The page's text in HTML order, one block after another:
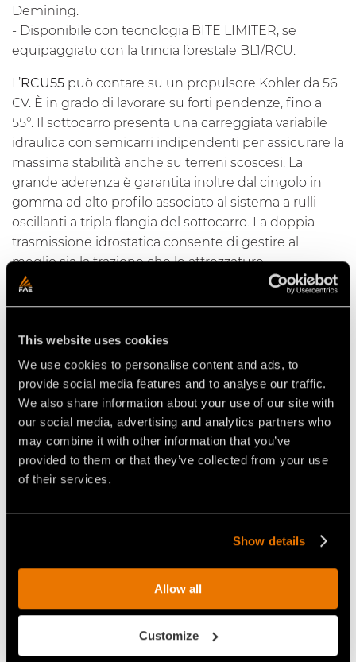
This website uses cookies
We use cookies to personalise content and ads, to
provide social media features and to analyse our traffic.
We also share information about your use of our site with
our social media, advertising and analytics partners who
may combine it with other information that you’ve
provided to them or that they’ve collected from your use
of their services.
Show details
Allow all
Customize
Demining.
- Disponibile con tecnologia BITE LIMITER, se
equipaggiato con la trincia forestale BL1/RCU.
L’RCU55 può contare su un propulsore Kohler da 56
CV. È in grado di lavorare su forti pendenze, fino a
55°. Il sottocarro presenta una carreggiata variabile
idraulica con semicarri indipendenti per assicurare la
massima stabilità anche su terreni scoscesi. La
grande aderenza è garantita inoltre dal cingolo in
gomma ad alto profilo associato al sistema a rulli
oscillanti a tripla flangia del sottocarro. La doppia
trasmissione idrostatica consente di gestire al
meglio sia la trazione che le attrezzature.
Video Veicoli cingolati radiocomandati
VIDEO - FAE RCU-55 - IL